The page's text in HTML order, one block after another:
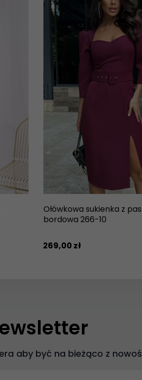
Ołówkowa sukienka z
bordowa 266-10
269,00 zł
aby być na bieżąco z